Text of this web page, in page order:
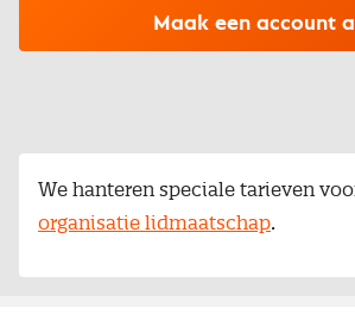
Maak een account
We hanteren speciale tarieven
organisatie lidmaatschap.